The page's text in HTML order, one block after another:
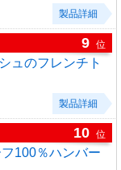
製品詳細
9 位
ュのフレンチト
製品詳細
10 位
100％ハンバー